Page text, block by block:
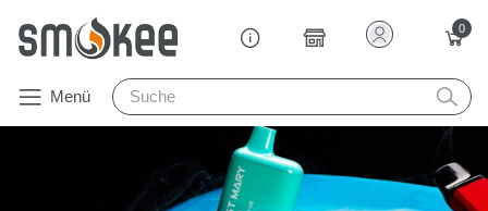
0
Menü